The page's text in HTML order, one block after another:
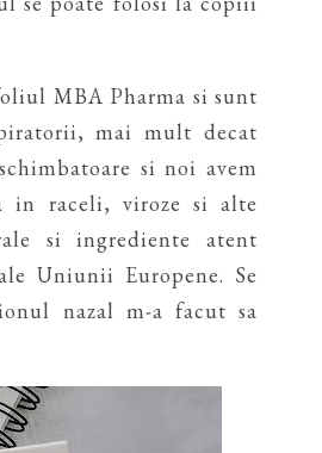
MBA Pharma si sunt
mai mult decat
si noi avem
in raceli, viroze si alte
si ingrediente atent
Uniunii Europene. Se
nazal m-a facut sa